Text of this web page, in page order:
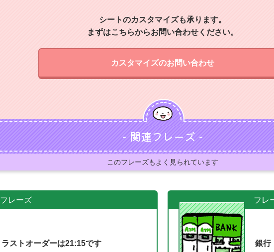
シートのカスタマイズも承ります。
まずはこちらからお問い合わせください。
カスタマイズのお問い合わせ
- 関連フレーズ -
このフレーズもよく見られています
フレーズ
ラストオーダーは21:15です
フレ
銀行